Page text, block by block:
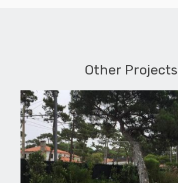
Other Projects